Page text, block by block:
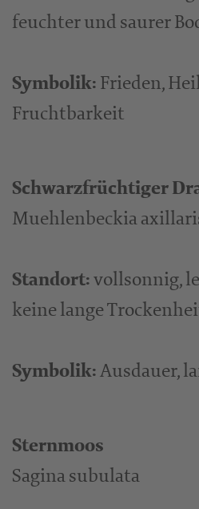
feuchter und saurer
Symbolik:Frieden,
Fruchtbarkeit
Schwarzfrüchtiger
Muehlenbeckia
Standort:vollsonnig,
keine lange
Symbolik:Ausdauer,
Sternmoos
Sagina subulata